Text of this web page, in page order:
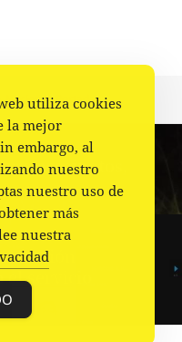
Categorías
Nacional,Portada
asesinatos,
servicio
utiliza cookies
la mejor
embargo, al
nuestro
nuestro uso de
más
nuestra